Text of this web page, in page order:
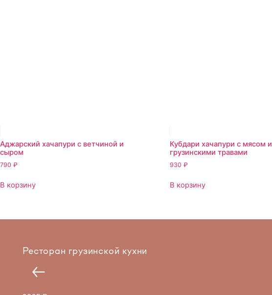
Аджарский хачапури с ветчиной и
сыром
790 ₽
В корзину
Кубдари хачапури с мясом и
грузинскими травами
930₽
В корзину
Ресторан грузинской кухни